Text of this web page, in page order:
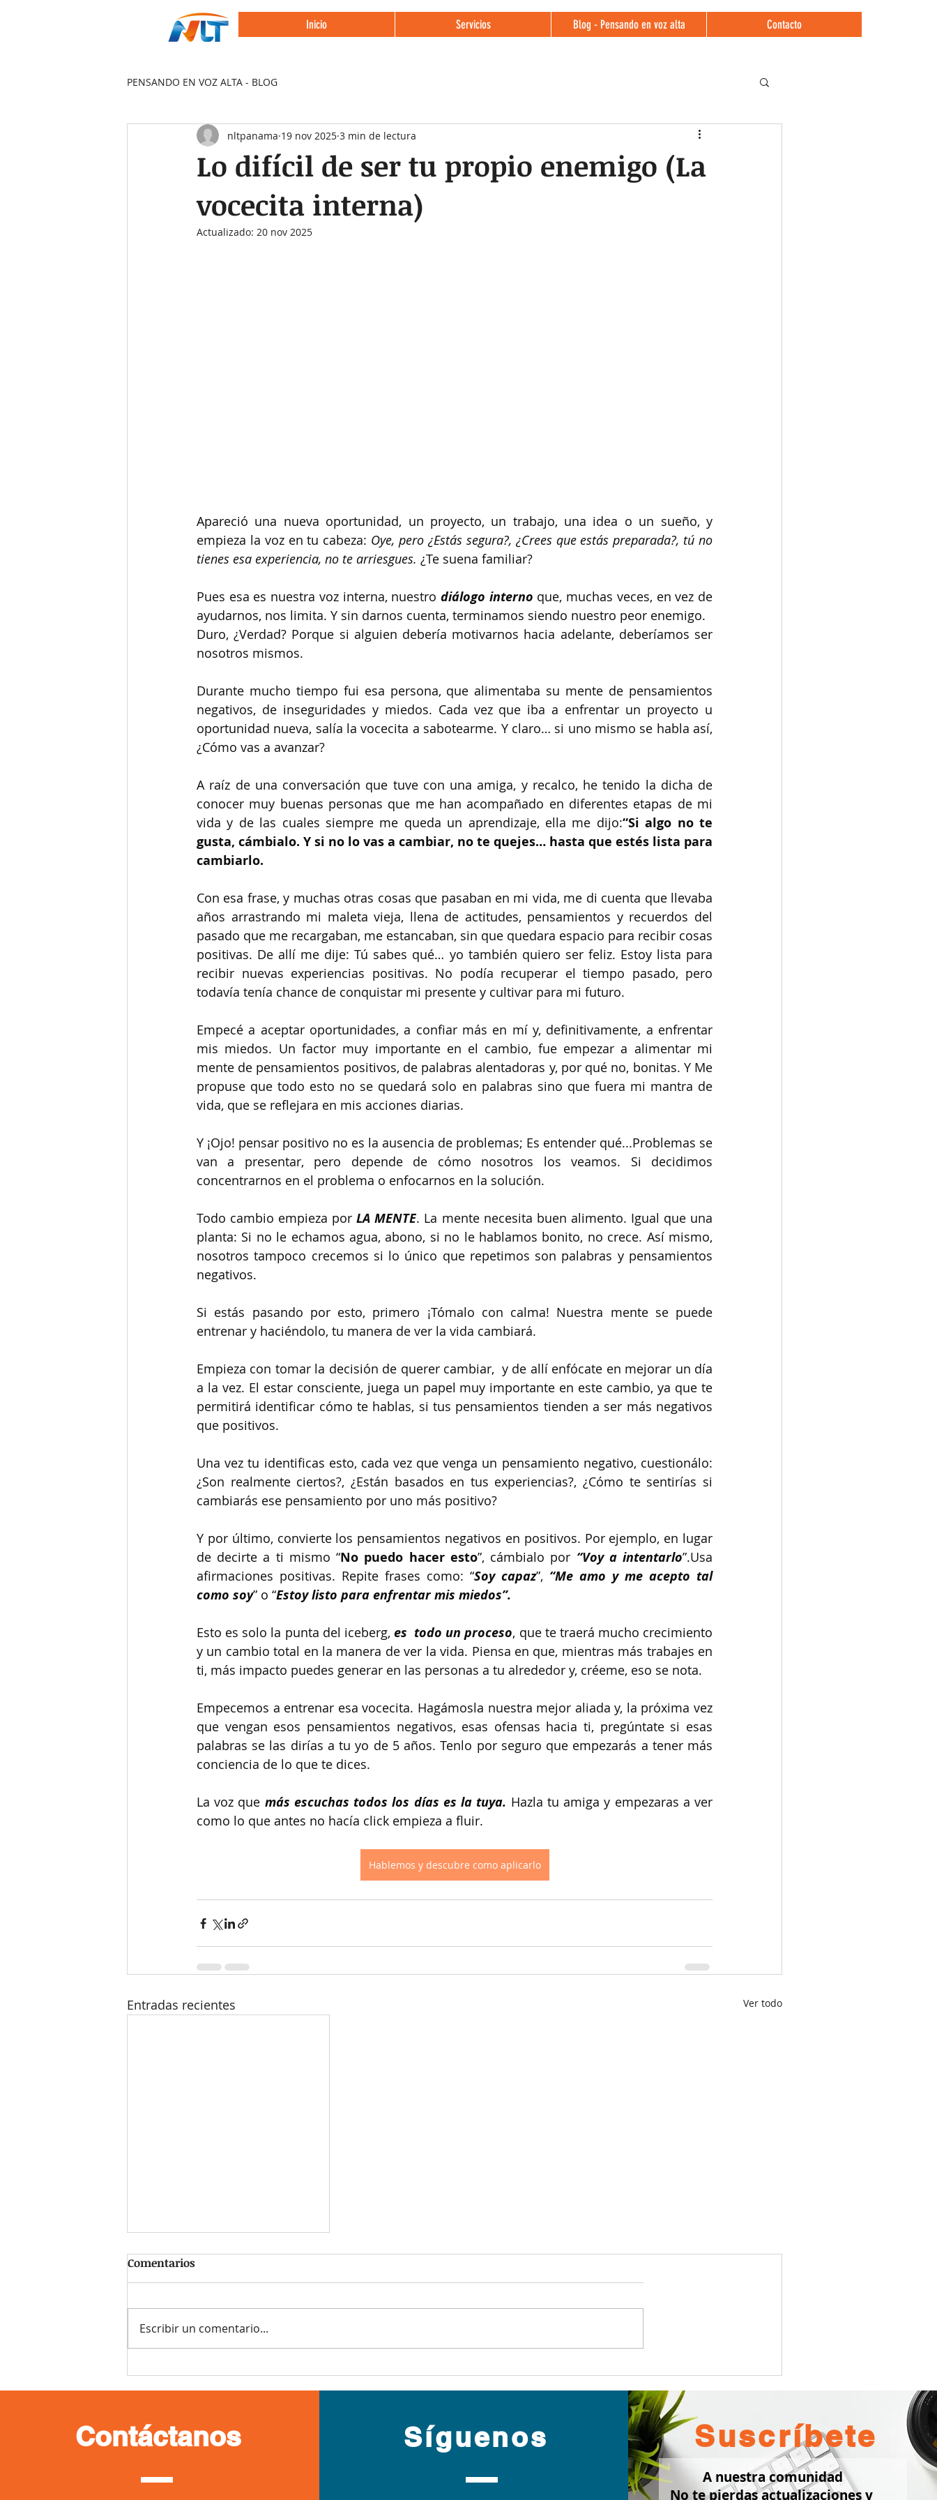
Inicio Servicios Blog - Pensando en voz alta Contacto
PENSANDO EN VOZ ALTA - BLOG
Lo difícil de ser tu propio enemigo (La
vocecita interna)
nltpanama 19 nov 2025 3 min de lectura
Actualizado: 20 nov 2025
Apareció una nueva oportunidad, un proyecto, un trabajo, una idea o un sueño, y
empieza la voz en tu cabeza: Oye, pero ¿Estás segura?, ¿Crees que estás preparada?, tú no
tienes esa experiencia, no te arriesgues. ¿Te suena familiar?
Pues esa es nuestra voz interna, nuestro diálogo interno que, muchas veces, en vez de
ayudarnos, nos limita. Y sin darnos cuenta, terminamos siendo nuestro peor enemigo.
Duro, ¿Verdad? Porque si alguien debería motivarnos hacia adelante, deberíamos ser
nosotros mismos.
Durante mucho tiempo fui esa persona, que alimentaba su mente de pensamientos
negativos, de inseguridades y miedos. Cada vez que iba a enfrentar un proyecto u
oportunidad nueva, salía la vocecita a sabotearme. Y claro… si uno mismo se habla así,
¿Cómo vas a avanzar?
A raíz de una conversación que tuve con una amiga, y recalco, he tenido la dicha de
conocer muy buenas personas que me han acompañado en diferentes etapas de mi
vida y de las cuales siempre me queda un aprendizaje, ella me dijo:“Si algo no te
gusta, cámbialo. Y si no lo vas a cambiar, no te quejes… hasta que estés lista para
cambiarlo.
Con esa frase, y muchas otras cosas que pasaban en mi vida, me di cuenta que llevaba
años arrastrando mi maleta vieja, llena de actitudes, pensamientos y recuerdos del
pasado que me recargaban, me estancaban, sin que quedara espacio para recibir cosas
positivas. De allí me dije: Tú sabes qué… yo también quiero ser feliz. Estoy lista para
recibir nuevas experiencias positivas. No podía recuperar el tiempo pasado, pero
todavía tenía chance de conquistar mi presente y cultivar para mi futuro.
Empecé a aceptar oportunidades, a confiar más en mí y, definitivamente, a enfrentar
mis miedos. Un factor muy importante en el cambio, fue empezar a alimentar mi
mente de pensamientos positivos, de palabras alentadoras y, por qué no, bonitas. Y Me
propuse que todo esto no se quedará solo en palabras sino que fuera mi mantra de
vida, que se reflejara en mis acciones diarias.
Y ¡Ojo! pensar positivo no es la ausencia de problemas; Es entender qué...Problemas se
van a presentar, pero depende de cómo nosotros los veamos. Si decidimos
concentrarnos en el problema o enfocarnos en la solución.
Todo cambio empieza por LA MENTE. La mente necesita buen alimento. Igual que una
planta: Si no le echamos agua, abono, si no le hablamos bonito, no crece. Así mismo,
nosotros tampoco crecemos si lo único que repetimos son palabras y pensamientos
negativos.
Si estás pasando por esto, primero ¡Tómalo con calma! Nuestra mente se puede
entrenar y haciéndolo, tu manera de ver la vida cambiará.
Empieza con tomar la decisión de querer cambiar,  y de allí enfócate en mejorar un día
a la vez. El estar consciente, juega un papel muy importante en este cambio, ya que te
permitirá identificar cómo te hablas, si tus pensamientos tienden a ser más negativos
que positivos.
Una vez tu identificas esto, cada vez que venga un pensamiento negativo, cuestionálo:
¿Son realmente ciertos?, ¿Están basados en tus experiencias?, ¿Cómo te sentirías si
cambiarás ese pensamiento por uno más positivo?
Y por último, convierte los pensamientos negativos en positivos. Por ejemplo, en lugar
de decirte a ti mismo “No puedo hacer esto”, cámbialo por “Voy a intentarlo”.Usa
afirmaciones positivas. Repite frases como: “Soy capaz”, “Me amo y me acepto tal
como soy” o “Estoy listo para enfrentar mis miedos”.
Esto es solo la punta del iceberg, es  todo un proceso, que te traerá mucho crecimiento
y un cambio total en la manera de ver la vida. Piensa en que, mientras más trabajes en
ti, más impacto puedes generar en las personas a tu alrededor y, créeme, eso se nota.
Empecemos a entrenar esa vocecita. Hagámosla nuestra mejor aliada y, la próxima vez
que vengan esos pensamientos negativos, esas ofensas hacia ti, pregúntate si esas
palabras se las dirías a tu yo de 5 años. Tenlo por seguro que empezarás a tener más
conciencia de lo que te dices.
La voz que más escuchas todos los días es la tuya. Hazla tu amiga y empezaras a ver
como lo que antes no hacía click empieza a fluir.
Hablemos y descubre como aplicarlo
Entradas recientes Ver todo
¿Cuántos hábitos has
intentado practicar y no
Comentarios
Escribir un comentario...
Contáctanos Síguenos Suscríbete
A nuestra comunidad
No te pierdas actualizaciones y